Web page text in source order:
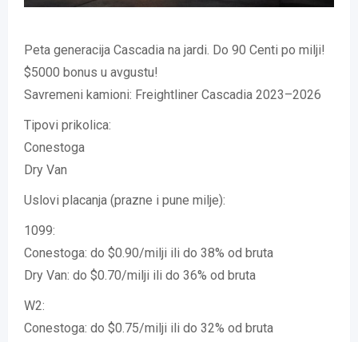
Peta generacija Cascadia na jardi. Do 90 Centi po milji!
$5000 bonus u avgustu!
Savremeni kamioni: Freightliner Cascadia 2023–2026
Tipovi prikolica:
Conestoga
Dry Van
Uslovi placanja (prazne i pune milje):
1099:
Conestoga: do $0.90/milji ili do 38% od bruta
Dry Van: do $0.70/milji ili do 36% od bruta
W2:
Conestoga: do $0.75/milji ili do 32% od bruta